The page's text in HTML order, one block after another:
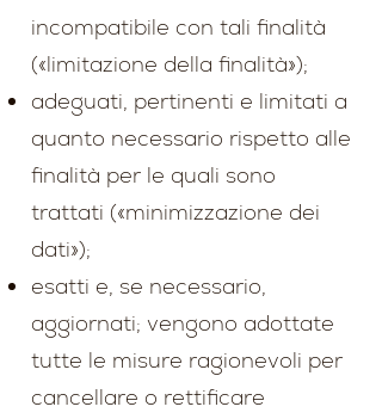
incompatibile con tali finalità
(«limitazione della finalità»);
adeguati, pertinenti e limitati a
quanto necessario rispetto alle
finalità per le quali sono
trattati («minimizzazione dei
dati»);
esatti e, se necessario,
aggiornati; vengono adottate
tutte le misure ragionevoli per
cancellare o rettificare